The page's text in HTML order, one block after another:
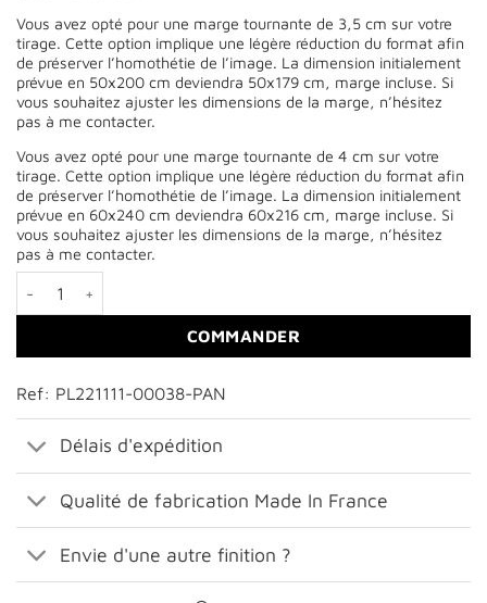
Vous avez opté pour une marge tournante de 3,5 cm sur votre
tirage. Cette option implique une légère réduction du format afin
de préserver l’homothétie de l’image. La dimension initialement
prévue en 50x200 cm deviendra 50x179 cm, marge incluse. Si
vous souhaitez ajuster les dimensions de la marge, n’hésitez
pas à me contacter.
Vous avez opté pour une marge tournante de 4 cm sur votre
tirage. Cette option implique une légère réduction du format afin
de préserver l’homothétie de l’image. La dimension initialement
prévue en 60x240 cm deviendra 60x216 cm, marge incluse. Si
vous souhaitez ajuster les dimensions de la marge, n’hésitez
pas à me contacter.
COMMANDER
Ref: PL221111-00038-PAN
Délais d'expédition
Qualité de fabrication Made In France
Envie d'une autre finition ?